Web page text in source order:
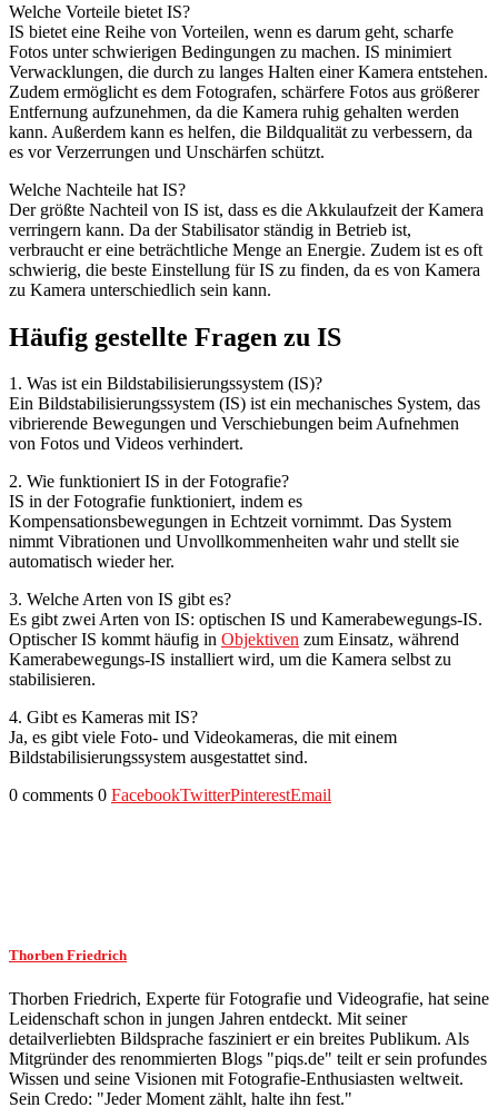
Welche Vorteile bietet IS?
IS bietet eine Reihe von Vorteilen, wenn es darum geht, scharfe
Fotos unter schwierigen Bedingungen zu machen. IS minimiert
Verwacklungen, die durch zu langes Halten einer Kamera entstehen.
Zudem ermöglicht es dem Fotografen, schärfere Fotos aus größerer
Entfernung aufzunehmen, da die Kamera ruhig gehalten werden
kann. Außerdem kann es helfen, die Bildqualität zu verbessern, da
es vor Verzerrungen und Unschärfen schützt.
Welche Nachteile hat IS?
Der größte Nachteil von IS ist, dass es die Akkulaufzeit der Kamera
verringern kann. Da der Stabilisator ständig in Betrieb ist,
verbraucht er eine beträchtliche Menge an Energie. Zudem ist es oft
schwierig, die beste Einstellung für IS zu finden, da es von Kamera
zu Kamera unterschiedlich sein kann.
Häufig gestellte Fragen zu IS
1. Was ist ein Bildstabilisierungssystem (IS)?
Ein Bildstabilisierungssystem (IS) ist ein mechanisches System, das
vibrierende Bewegungen und Verschiebungen beim Aufnehmen
von Fotos und Videos verhindert.
2. Wie funktioniert IS in der Fotografie?
IS in der Fotografie funktioniert, indem es
Kompensationsbewegungen in Echtzeit vornimmt. Das System
nimmt Vibrationen und Unvollkommenheiten wahr und stellt sie
automatisch wieder her.
3. Welche Arten von IS gibt es?
Es gibt zwei Arten von IS: optischen IS und Kamerabewegungs-IS.
Optischer IS kommt häufig in Objektiven zum Einsatz, während
Kamerabewegungs-IS installiert wird, um die Kamera selbst zu
stabilisieren.
4. Gibt es Kameras mit IS?
Ja, es gibt viele Foto- und Videokameras, die mit einem
Bildstabilisierungssystem ausgestattet sind.
0 comments 0 FacebookTwitterPinterestEmail
Thorben Friedrich
Thorben Friedrich, Experte für Fotografie und Videografie, hat seine
Leidenschaft schon in jungen Jahren entdeckt. Mit seiner
detailverliebten Bildsprache fasziniert er ein breites Publikum. Als
Mitgründer des renommierten Blogs "piqs.de" teilt er sein profundes
Wissen und seine Visionen mit Fotografie-Enthusiasten weltweit.
Sein Credo: "Jeder Moment zählt, halte ihn fest."